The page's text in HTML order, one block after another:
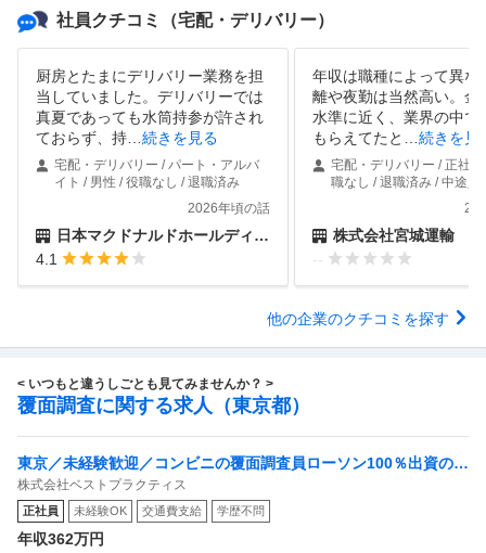
社員クチコミ （宅配・デリバリー）
厨房とたまにデリバリー業務を担
当していました。デリバリーでは
真夏であっても水筒持参が許され
ておらず、持
続きを見る
宅配・デリバリー / パート・アルバ
イト / 男性 / 役職なし / 退職済み
2026年頃の話
日本マクドナルドホールディングス株式会社
4.1
年収は職種によって異な
離や夜勤は当然高い。金
水準に近く、業界の中で
もらえてたと
続きを見
宅配・デリバリー / 正社
職なし / 退職済み / 中途入
株式会社宮城運輸
--
他の企業のクチコミを探す
< いつもと違うしごとも見てみませんか？ >
覆面調査に関する求人（東京都）
東京／未経験歓迎／コンビニの覆面調査員ローソン100％出資の安
定基盤／月５日在宅／残業月10時間
株式会社ベストプラクティス
正社員 未経験OK 交通費支給 学歴不問
年収362万円